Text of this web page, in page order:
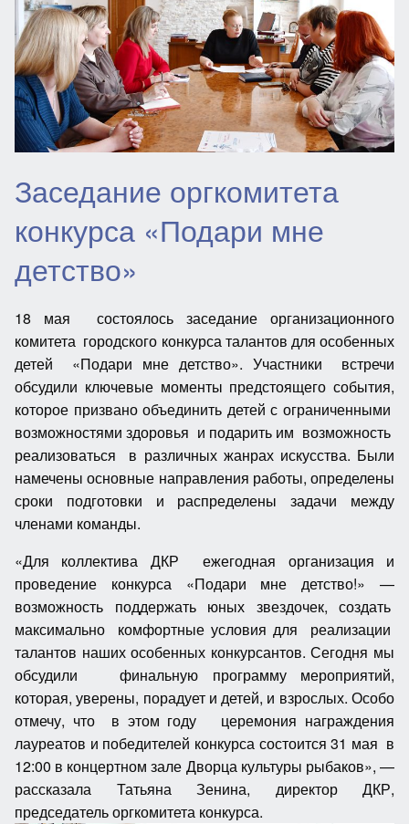
Заседание оргкомитета
конкурса «Подари мне
детство»
18 мая состоялось заседание организационного
комитета городского конкурса талантов для особенных
детей «Подари мне детство». Участники встречи
обсудили ключевые моменты предстоящего события,
которое призвано объединить детей с ограниченными
возможностями здоровья и подарить им возможность
реализоваться в различных жанрах искусства. Были
намечены основные направления работы, определены
сроки подготовки и распределены задачи между
членами команды.
«Для коллектива ДКР ежегодная организация и
проведение конкурса «Подари мне детство!» —
возможность поддержать юных звездочек, создать
максимально комфортные условия для реализации
талантов наших особенных конкурсантов. Сегодня мы
обсудили финальную программу мероприятий,
которая, уверены, порадует и детей, и взрослых. Особо
отмечу, что в этом году церемония награждения
лауреатов и победителей конкурса состоится 31 мая в
12:00 в концертном зале Дворца культуры рыбаков», —
рассказала Татьяна Зенина, директор ДКР,
председатель оргкомитета конкурса.